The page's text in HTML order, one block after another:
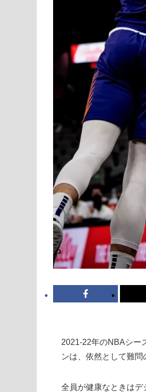
2021-22年のNBAシー
ンは、依然として難問
全員が健康なときは